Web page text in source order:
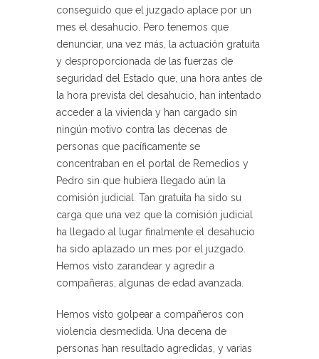
conseguido que el juzgado aplace por un
mes el desahucio. Pero tenemos que
denunciar, una vez más, la actuación gratuita
y desproporcionada de las fuerzas de
seguridad del Estado que, una hora antes de
la hora prevista del desahucio, han intentado
acceder a la vivienda y han cargado sin
ningún motivo contra las decenas de
personas que pacíficamente se
concentraban en el portal de Remedios y
Pedro sin que hubiera llegado aún la
comisión judicial. Tan gratuita ha sido su
carga que una vez que la comisión judicial
ha llegado al lugar finalmente el desahucio
ha sido aplazado un mes por el juzgado.
Hemos visto zarandear y agredir a
compañeras, algunas de edad avanzada.
Hemos visto golpear a compañeros con
violencia desmedida. Una decena de
personas han resultado agredidas, y varias